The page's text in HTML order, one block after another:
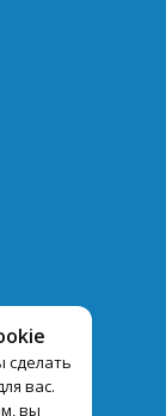
сделать
вас.
вы